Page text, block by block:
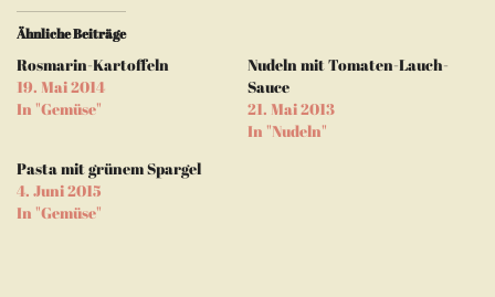
teilen
(Wird
in
neuem
Fenster
geöffnet)
teilen
(Wird
in
neuem
Fenster zu
Ähnliche Beiträge
Rosmarin-Kartoffeln
19. Mai 2014
In "Gemüse"
Nudeln mit Tomaten-Lauch-
Sauce
21. Mai 2013
In "Nudeln"
Pasta mit grünem Spargel
4. Juni 2015
In "Gemüse"